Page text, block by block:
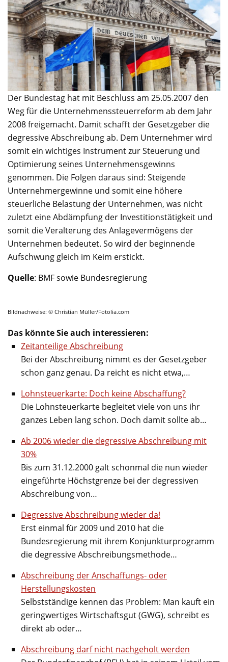
Der Bundestag hat mit Beschluss am 25.05.2007 den
Weg für die Unternehmenssteuerreform ab dem Jahr
2008 freigemacht. Damit schafft der Gesetzgeber die
degressive Abschreibung ab. Dem Unternehmer wird
somit ein wichtiges Instrument zur Steuerung und
Optimierung seines Unternehmensgewinns
genommen. Die Folgen daraus sind: Steigende
Unternehmergewinne und somit eine höhere
steuerliche Belastung der Unternehmen, was nicht
zuletzt eine Abdämpfung der Investitionstätigkeit und
somit die Veralterung des Anlagevermögens der
Unternehmen bedeutet. So wird der beginnende
Aufschwung gleich im Keim erstickt.
Quelle: BMF sowie Bundesregierung
Bildnachweise: © Christian Müller/Fotolia.com
Das könnte Sie auch interessieren:
Zeitanteilige Abschreibung
Bei der Abschreibung nimmt es der Gesetzgeber
schon ganz genau. Da reicht es nicht etwa,…
Lohnsteuerkarte: Doch keine Abschaffung?
Die Lohnsteuerkarte begleitet viele von uns ihr
ganzes Leben lang schon. Doch damit sollte ab…
Ab 2006 wieder die degressive Abschreibung mit
30%
Bis zum 31.12.2000 galt schonmal die nun wieder
eingeführte Höchstgrenze bei der degressiven
Abschreibung von…
Degressive Abschreibung wieder da!
Erst einmal für 2009 und 2010 hat die
Bundesregierung mit ihrem Konjunkturprogramm
die degressive Abschreibungsmethode…
Abschreibung der Anschaffungs- oder
Herstellungskosten
Selbstständige kennen das Problem: Man kauft ein
geringwertiges Wirtschaftsgut (GWG), schreibt es
direkt ab oder…
Abschreibung darf nicht nachgeholt werden